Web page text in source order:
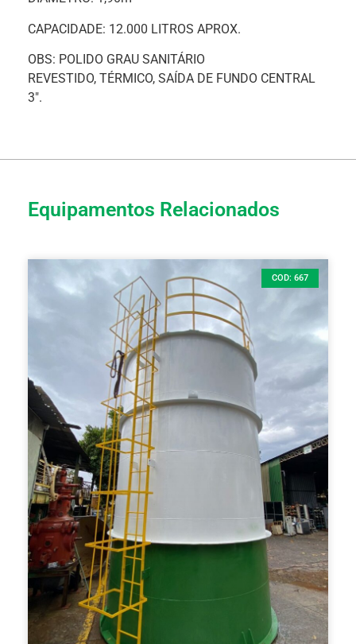
CAPACIDADE: 12.000 LITROS APROX.
OBS: POLIDO GRAU SANITÁRIO
REVESTIDO, TÉRMICO, SAÍDA DE FUNDO CENTRAL
3″.
Equipamentos Relacionados
COD: 667